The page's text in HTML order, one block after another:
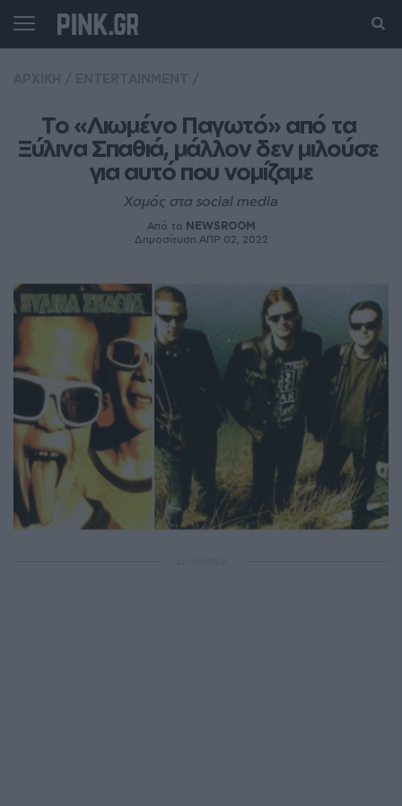
Το «Λιωμένο Παγωτό» από τα
Ξύλινα Σπαθιά, μάλλον δεν μιλούσε
για αυτό που νομίζαμε
Χαμός στα social media
Από το NEWSROOM
Δημοσίευση ΑΠΡ 02, 2022